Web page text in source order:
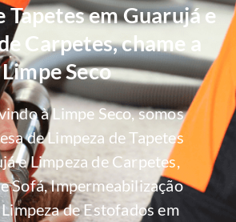
Tapetes em Guarujá e
Carpetes, chame a
Limpe Seco
à Limpe Seco, somos
de Limpeza de Tapetes
e Limpeza de Carpetes,
Sofá, Impermeabilização
de Estofados em